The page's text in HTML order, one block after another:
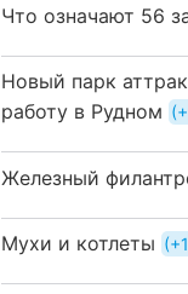
Что означают 56
Новый парк
работу в Рудном
Железный
Мухи и котлеты